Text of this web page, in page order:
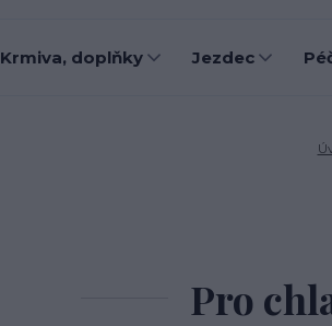
Krmiva, doplňky Jezdec
Pro